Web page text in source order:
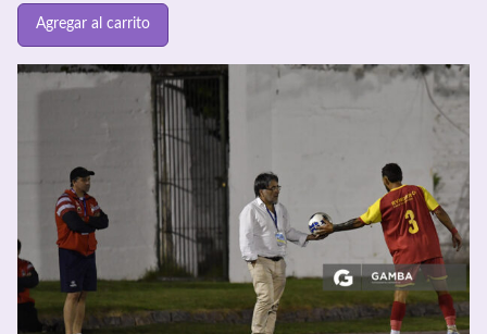
Agregar al carrito